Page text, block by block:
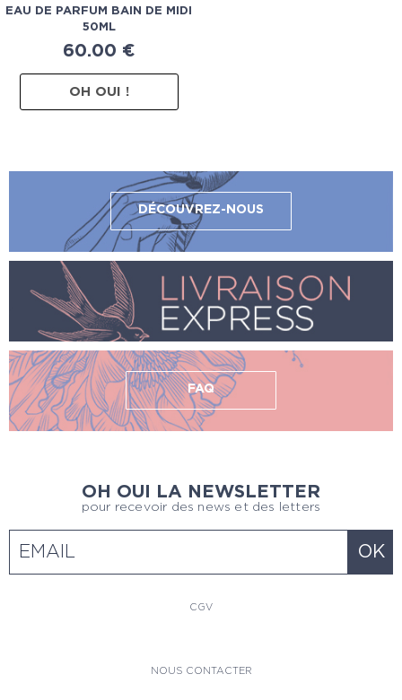
EAU DE PARFUM BAIN DE MIDI
50ML
60.00 €
OH OUI !
DÉCOUVREZ-NOUS
FAQ
OH OUI LA NEWSLETTER
pour recevoir des news et des letters
CGV
NOUS CONTACTER